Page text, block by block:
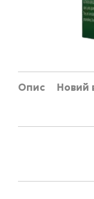
Опис Новий